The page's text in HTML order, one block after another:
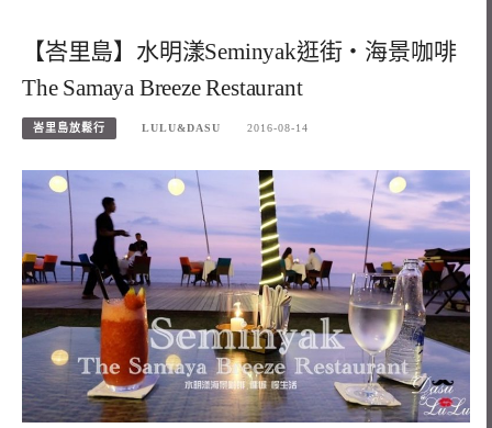
【峇里島】水明漾Seminyak逛街‧海景咖啡
The Samaya Breeze Restaurant
峇里島放鬆行 LULU&DASU 2016-08-14